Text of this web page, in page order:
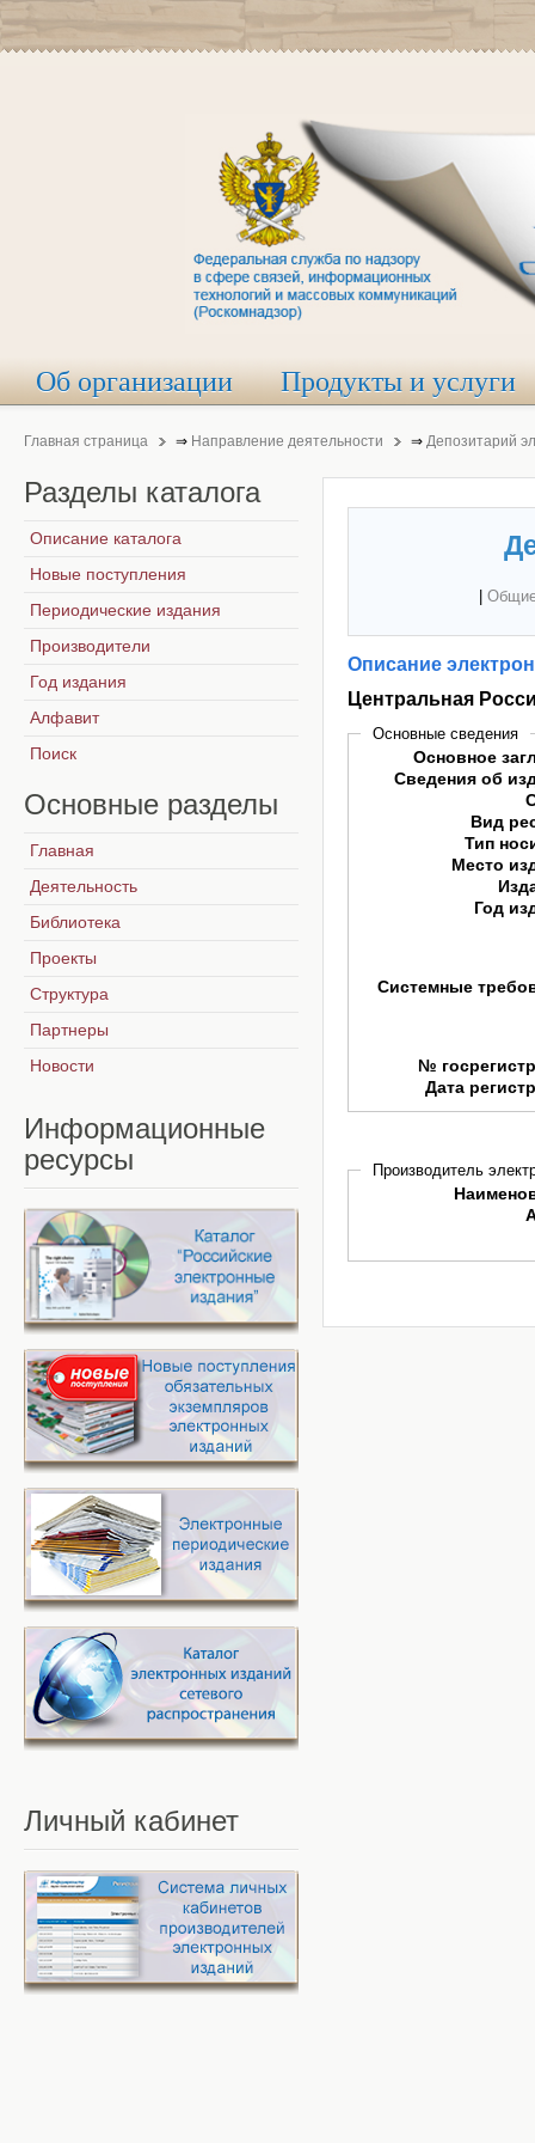
Об организации Продукты и услуги
Главная страница ⇒ Направление деятельности ⇒ Депозитарий
Описание
Центральная
Основные сведения
Основное
Сведения об
Вид
Тип
Место
Год
Системные
№
Дата
Производитель
Разделы каталога
Описание каталога
Новые поступления
Периодические издания
Производители
Год издания
Алфавит
Поиск
Основные разделы
Главная
Деятельность
Библиотека
Проекты
Структура
Партнеры
Новости
Информационные
ресурсы
Личный кабинет